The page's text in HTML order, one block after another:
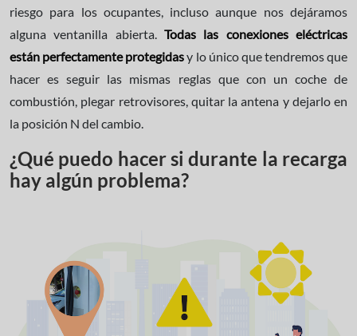
riesgo para los ocupantes, incluso aunque nos dejáramos
alguna ventanilla abierta. Todas las conexiones eléctricas
están perfectamente protegidasy lo único que tendremos que
hacer es seguir las mismas reglas que con un coche de
combustión, plegar retrovisores, quitar la antena y dejarlo en
la posición N del cambio.
¿Qué puedo hacer si durante la recarga
hay algún problema?